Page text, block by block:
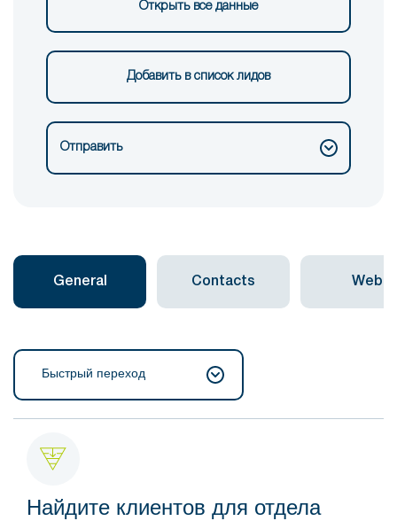
Открыть все данные
Добавить в список лидов
Отправить
General Contacts Web
Быстрый переход
Найдите клиентов для отдела